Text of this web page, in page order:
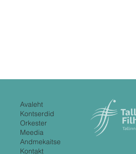
Avaleht
Kontserdid
Orkester
Meedia
Andmekaitse
Kontakt